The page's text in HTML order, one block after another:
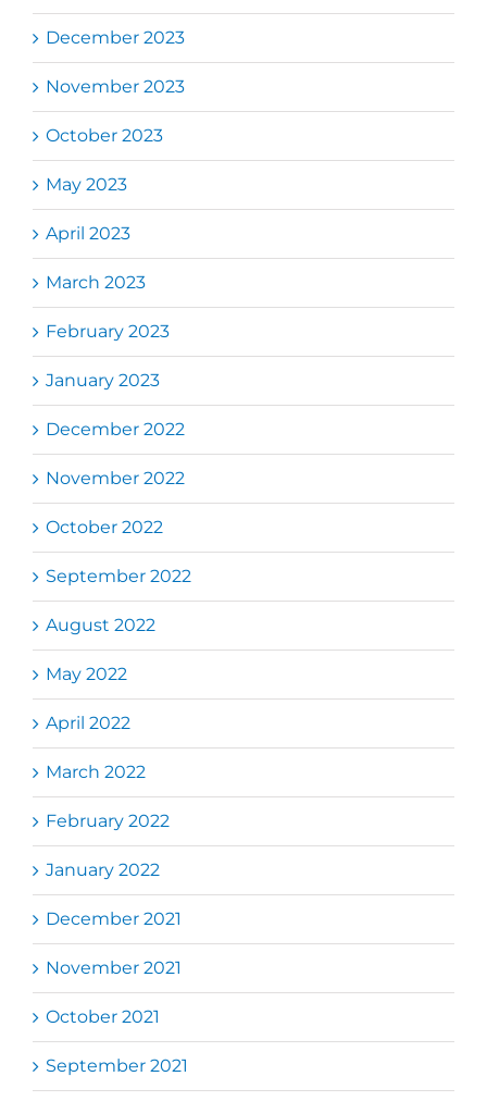
December 2023
November 2023
October 2023
May 2023
April 2023
March 2023
February 2023
January 2023
December 2022
November 2022
October 2022
September 2022
August 2022
May 2022
April 2022
March 2022
February 2022
January 2022
December 2021
November 2021
October 2021
September 2021